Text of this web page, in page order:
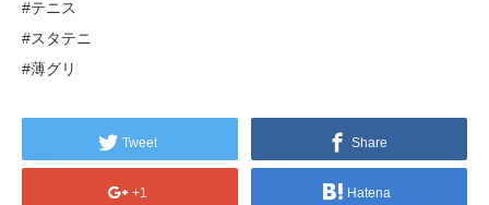
#テニス
#スタテニ
#薄グリ
Tweet Share
+1 Hatena